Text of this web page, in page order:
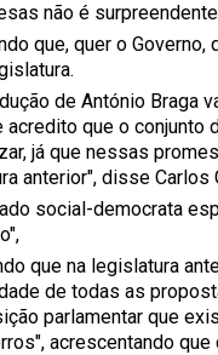
não é
que, quer o
de António Braga
acredito que o conjunto
já que nessas
anterior", disse Carlos
social-democrata
que na legislatura
de todas as
parlamentar que
acrescentando